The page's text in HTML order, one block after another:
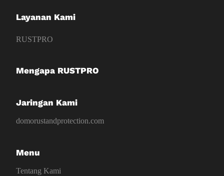
Layanan Kami
RUSTPRO
Mengapa RUSTPRO
Jaringan Kami
domorustandprotection.com
Menu
Tentang Kami